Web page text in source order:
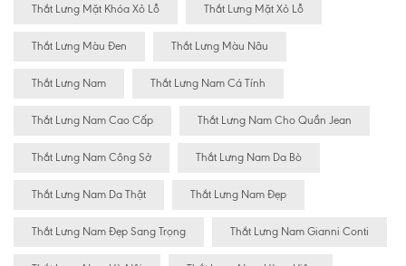
Thắt Lưng Mặt Khóa Xỏ Lỗ Thắt Lưng Mặt Xỏ Lỗ
Thắt Lưng Màu Đen Thắt Lưng Màu Nâu
Thắt Lưng Nam Thắt Lưng Nam Cá Tính
Thắt Lưng Nam Cao Cấp Thắt Lưng Nam Cho Quần Jean
Thắt Lưng Nam Công Sở Thắt Lưng Nam Da Bò
Thắt Lưng Nam Da Thật Thắt Lưng Nam Đẹp
Thắt Lưng Nam Đẹp Sang Trọng Thắt Lưng Nam Gianni Conti